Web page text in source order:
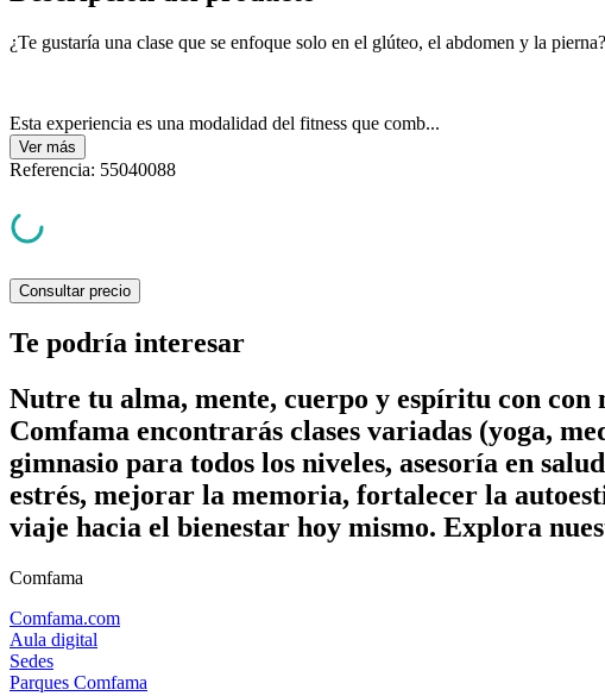
¿Te gustaría una clase que se enfoque solo en el glúteo, el abdomen y la pierna?
Esta experiencia es una modalidad del fitness que comb...
Ver más
Referencia: 55040088
Consultar precio
Te podría interesar
Nutre tu alma, mente, cuerpo y espíritu con con
Comfama encontrarás clases variadas (yoga,
gimnasio para todos los niveles, asesoría en
estrés, mejorar la memoria, fortalecer la
viaje hacia el bienestar hoy mismo. Explora
Comfama
Comfama.com
Aula digital
Sedes
Parques Comfama